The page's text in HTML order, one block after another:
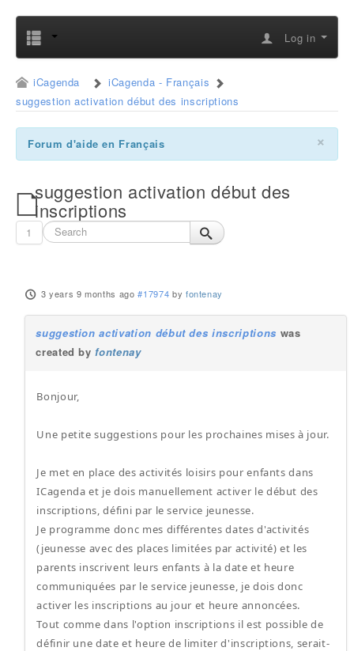
Log in
iCagenda
iCagenda - Français
suggestion activation début des inscriptions
×
Forum d'aide en Français
suggestion activation début des
inscriptions
1
3 years 9 months ago #17974 by fontenay
suggestion activation début des inscriptions was
created byfontenay
Bonjour,
Une petite suggestions pour les prochaines mises à jour.
Je met en place des activités loisirs pour enfants dans
ICagenda et je dois manuellement activer le début des
inscriptions, défini par le service jeunesse.
Je programme donc mes différentes dates d'activités
(jeunesse avec des places limitées par activité) et les
parents inscrivent leurs enfants à la date et heure
communiquées par le service jeunesse, je dois donc
activer les inscriptions au jour et heure annoncées.
Tout comme dans l'option inscriptions il est possible de
définir une date et heure de limiter d'inscriptions, serait-